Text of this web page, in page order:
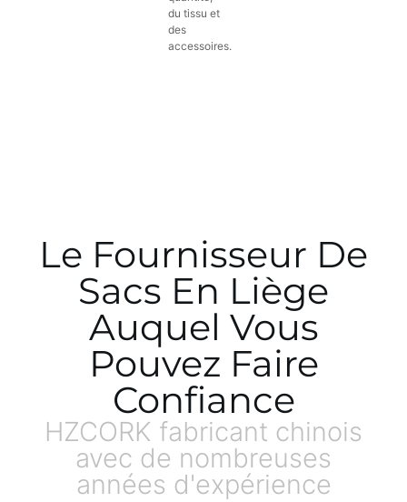
du tissu et
des
accessoires.
Le Fournisseur De
Sacs En Liège
Auquel Vous
Pouvez Faire
Confiance
HZCORK fabricant chinois
avec de nombreuses
années d'expérience